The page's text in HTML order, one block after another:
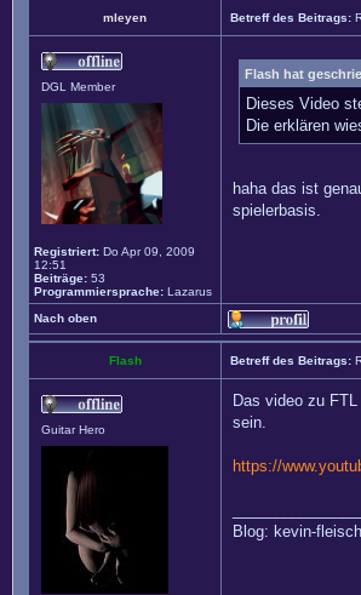
mleyen Betreff des Beitrags:
DGL Member
Registriert: Do Apr 09, 2009
12:51
Beiträge: 53
Programmiersprache: Lazarus
Flash hat
Dieses Video
Die erklären
haha das ist
spielerbasis.
Nach oben
Flash Betreff des Beitrags:
Guitar Hero
Das video zu
sein.
https://
Blog: kevin-